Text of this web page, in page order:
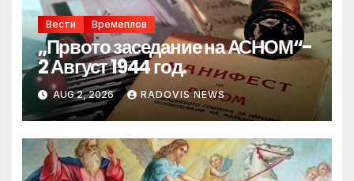
Вести Времеплов
„Првото заседание на АСНОМ“-
2 Август 1944 год.
AUG 2, 2026 RADOVIS NEWS